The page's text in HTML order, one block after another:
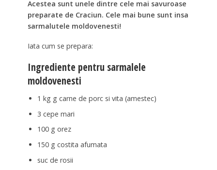
Acestea sunt unele dintre cele mai savuroase
preparate de Craciun. Cele mai bune sunt insa
sarmalutele moldovenesti!
Iata cum se prepara:
Ingrediente pentru sarmalele
moldovenesti
1 kg g carne de porc si vita (amestec)
3 cepe mari
100 g orez
150 g costita afumata
suc de rosii